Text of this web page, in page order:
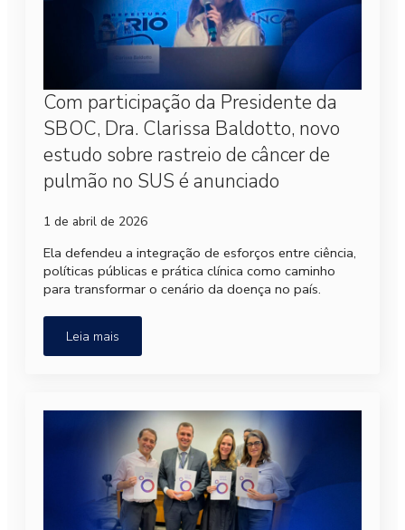
Com participação da Presidente da
SBOC, Dra. Clarissa Baldotto, novo
estudo sobre rastreio de câncer de
pulmão no SUS é anunciado
1 de abril de 2026
Ela defendeu a integração de esforços entre ciência,
políticas públicas e prática clínica como caminho
para transformar o cenário da doença no país.
Leia mais